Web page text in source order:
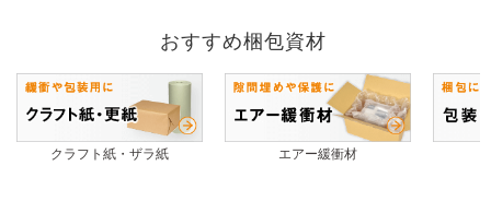
おすすめ梱包資材
クラフト紙・ザラ紙 エアー緩衝材